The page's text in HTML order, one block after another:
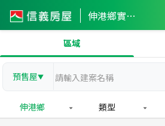
伸港鄉實價登錄
區域
預售屋▼
伸港鄉 類型